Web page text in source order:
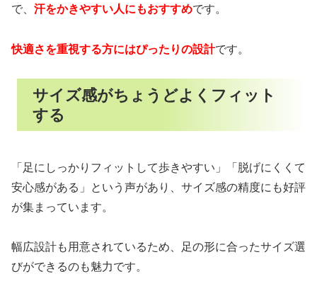
で、 汗をかきやすい人にもおすすめです。
快適さを重視する方にはぴったりの設計です。
サイズ感がちょうどよくフィット
する
「足にしっかりフィットして歩きやすい」「脱げにくくて
安心感がある」という声があり、サイズ感の精度にも好評
が集まっています。
幅広設計も用意されているため、足の形に合ったサイズ選
びができるのも魅力です。